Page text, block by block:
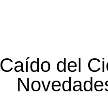
Caído del